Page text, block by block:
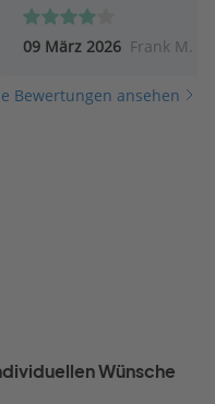
Leistungsverhältnis ist für
mich sehr gut, natürlich
ausführliche Bewertung
09 März 2026 Frank M.
Bewertungen ansehen
Wünsche